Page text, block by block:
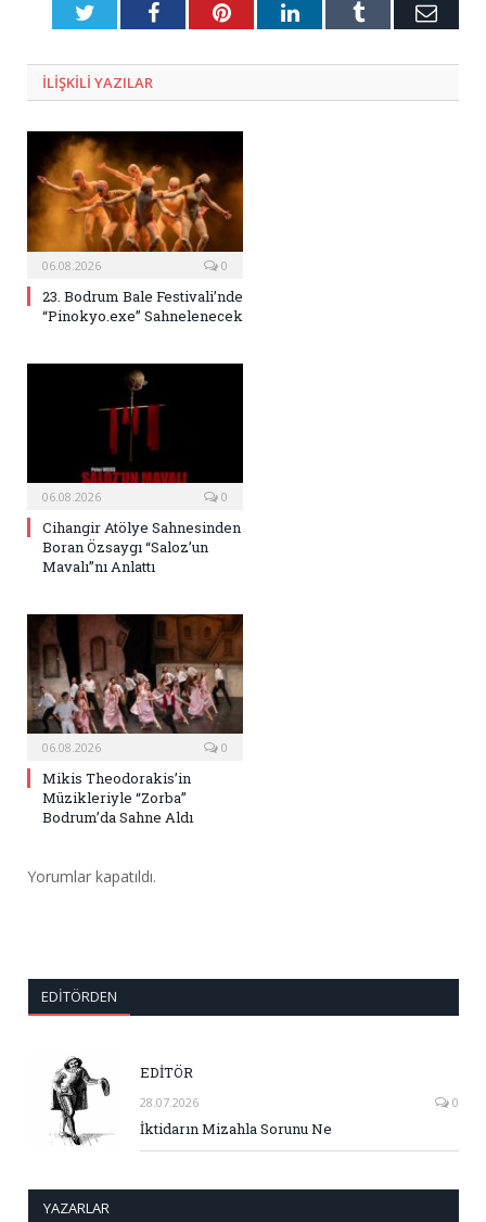
TwitterFacebookPinterestLinkedInTumblr E-
ILIŞKILI YAZILAR
06.08.2026 0
23. Bodrum Bale Festivali’nde
“Pinokyo.exe” Sahnelenecek
06.08.2026 0
Cihangir Atölye Sahnesinden
Boran Özsaygı “Saloz’un
Mavalı”nı Anlattı
06.08.2026 0
Mikis Theodorakis’in
Müzikleriyle “Zorba”
Bodrum’da Sahne Aldı
Yorumlar kapatıldı.
EDITÖRDEN
EDİTÖR
28.07.2026 0
İktidarın Mizahla Sorunu Ne
YAZARLAR